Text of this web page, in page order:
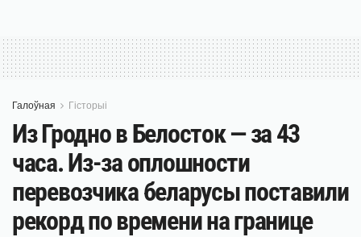
Галоўная Гісторыі
Из Гродно в Белосток — за 43
часа. Из-за оплошности
перевозчика беларусы поставили
рекорд по времени на границе